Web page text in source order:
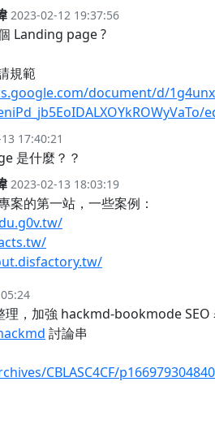
2023-02-12 19:37:56
Landing page ?
規範
document/d/
17:40:21
是什麼？？
2023-02-13 18:03:19
案的第一站，一些案例：
理，加強 hackmd-bookmode SEO
討論串
CBLASC4CF/